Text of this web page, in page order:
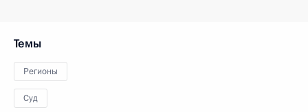
Темы
Регионы
Суд